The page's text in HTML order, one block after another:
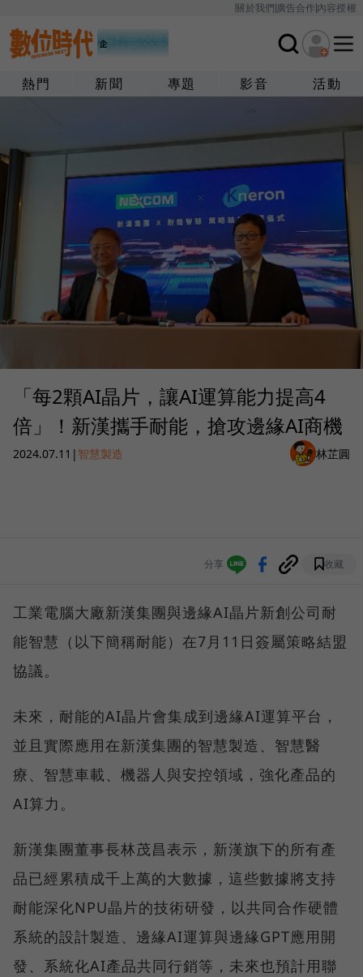
關於我們廣告合作內容授權
熱門 新聞 專題 影音 活動
「每2顆AI晶片，讓AI運算能力提高4
倍」！新漢攜手耐能，搶攻邊緣AI商機
2024.07.11 | 智慧製造 林芷圓
分享 收藏
工業電腦大廠新漢集團與邊緣AI晶片新創公司耐
能智慧（以下簡稱耐能）在7月11日簽屬策略結盟
協議。
未來，耐能的AI晶片會集成到邊緣AI運算平台，
並且實際應用在新漢集團的智慧製造、智慧醫
療、智慧車載、機器人與安控領域，強化產品的
AI算力。
新漢集團董事長林茂昌表示，新漢旗下的所有產
品已經累積成千上萬的大數據，這些數據將支持
耐能深化NPU晶片的技術研發，以共同合作硬體
系統的設計製造、邊緣AI運算與邊緣GPT應用開
發、系統化AI產品共同行銷等，未來也預計用聯